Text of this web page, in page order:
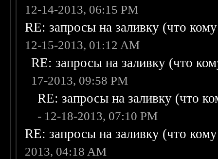
12-14-2013, 06:15 PM
RE: запросы на заливку (что
12-15-2013, 01:12 AM
RE: запросы на заливку (что
17-2013, 09:58 PM
RE: запросы на заливку (что
- 12-18-2013, 07:10 PM
RE: запросы на заливку (что
2013, 04:18 AM